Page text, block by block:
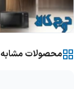
محصولات مشابه